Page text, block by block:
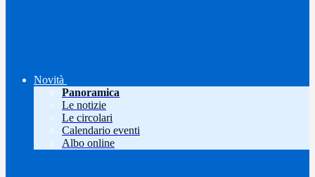
Novità
Panoramica
Le notizie
Le circolari
Calendario eventi
Albo online